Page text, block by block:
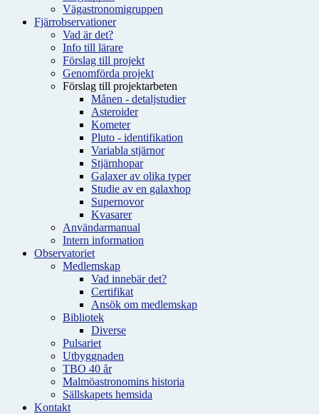
Vägastronomigruppen
Fjärrobservationer
Vad är det?
Info till lärare
Förslag till projekt
Genomförda projekt
Förslag till projektarbeten
Månen - detaljstudier
Asteroider
Kometer
Pluto - identifikation
Variabla stjärnor
Stjärnhopar
Galaxer av olika typer
Studie av en galaxhop
Supernovor
Kvasarer
Användarmanual
Intern information
Observatoriet
Medlemskap
Vad innebär det?
Certifikat
Ansök om medlemskap
Bibliotek
Diverse
Pulsariet
Utbyggnaden
TBO 40 år
Malmöastronomins historia
Sällskapets hemsida
Kontakt